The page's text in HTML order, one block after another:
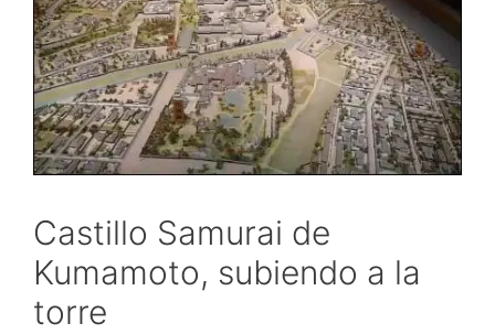
Castillo Samurai de
Kumamoto, subiendo a la
torre